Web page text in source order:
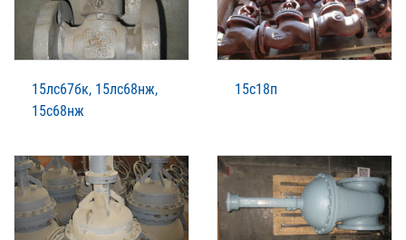
15лс67бк, 15лс68нж,
15с68нж
15с18п